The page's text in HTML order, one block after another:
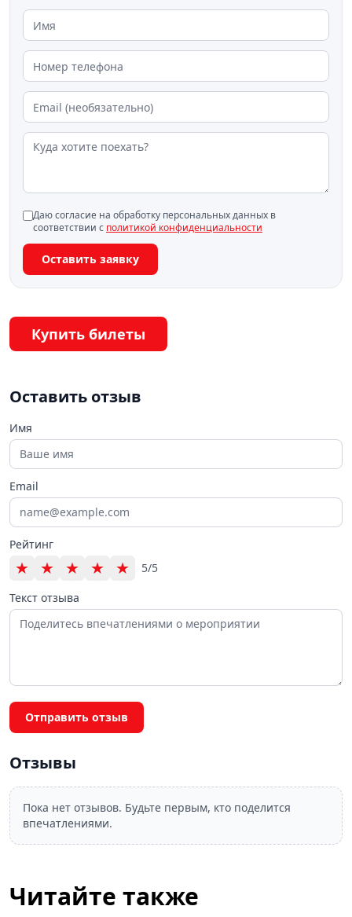
Даю согласие на обработку персональных данных в
соответствии с политикой конфиденциальности
Оставить заявку
Купить билеты
Оставить отзыв
Имя
Email
Рейтинг
★ ★ ★ ★ ★
5/5
Текст отзыва
Отправить отзыв
Отзывы
Пока нет отзывов. Будьте первым, кто поделится
впечатлениями.
Читайте также